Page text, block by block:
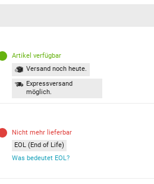
Artikel verfügbar
Versand noch heute.
Expressversand
möglich.
Nicht mehr lieferbar
EOL (End of Life)
Was bedeutet EOL?